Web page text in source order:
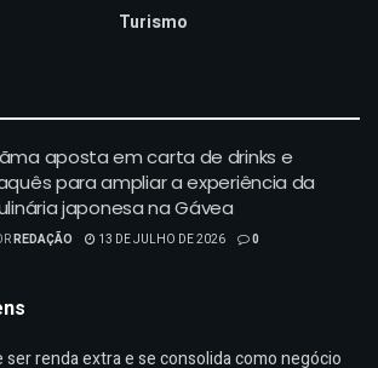
Turismo
aposta em carta de drinks e
para ampliar a experiência da
japonesa na Gávea
REDAÇÃO 13 DE JULHO DE 2026 0
renda extra e se consolida como negócio